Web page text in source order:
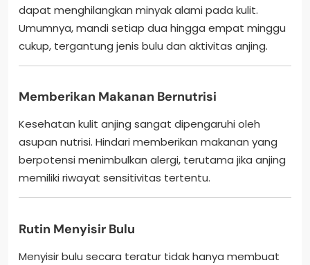
dapat menghilangkan minyak alami pada kulit.
Umumnya, mandi setiap dua hingga empat minggu
cukup, tergantung jenis bulu dan aktivitas anjing.
Memberikan Makanan Bernutrisi
Kesehatan kulit anjing sangat dipengaruhi oleh
asupan nutrisi. Hindari memberikan makanan yang
berpotensi menimbulkan alergi, terutama jika anjing
memiliki riwayat sensitivitas tertentu.
Rutin Menyisir Bulu
Menyisir bulu secara teratur tidak hanya membuat